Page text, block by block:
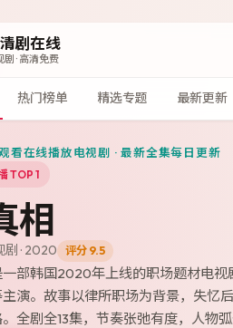
剧在线
剧 · 高清免费
热门榜单 精选专题 最新更新
看在线播放电视剧 · 最新全集每日更新
TOP 1
相
剧 · 2020 评分 9.5
部韩国2020年上线的职场题材电视
演。故事以律所职场为背景，失忆
全剧全13集，节奏张弛有度，人物